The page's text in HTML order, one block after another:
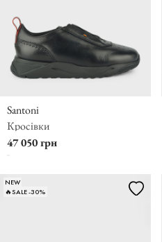
Santoni
Кросівки
47 050 грн
NEW
🔥SALE -30%